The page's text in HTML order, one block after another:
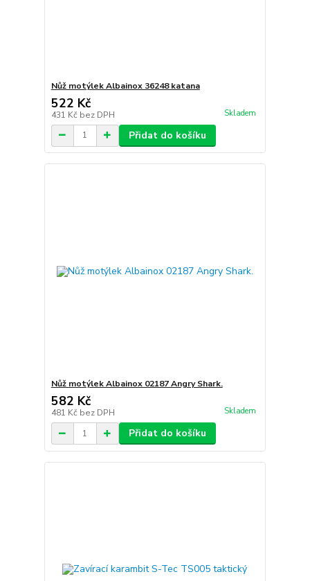
Nůž motýlek Albainox 36248 katana
522 Kč
431 Kč bez DPH Skladem
Přidat do košíku
Nůž motýlek Albainox 02187 Angry Shark.
582 Kč
481 Kč bez DPH Skladem
Přidat do košíku